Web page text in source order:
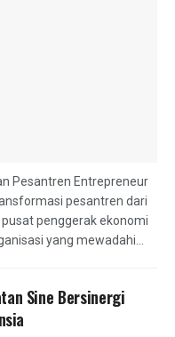
Pesantren Entrepreneur
pesantren dari
penggerak ekonomi
yang mewadahi...
Sine Bersinergi